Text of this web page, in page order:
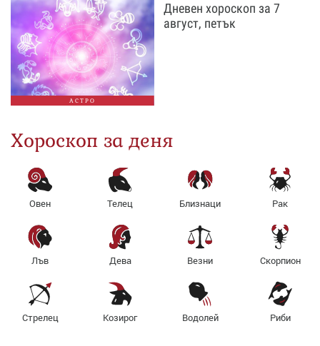
АСТРО
Дневен хороскоп за 7
август, петък
Хороскоп за деня
Овен Телец Близнаци Рак
Лъв Дева Везни Скорпион
Стрелец Козирог Водолей Риби